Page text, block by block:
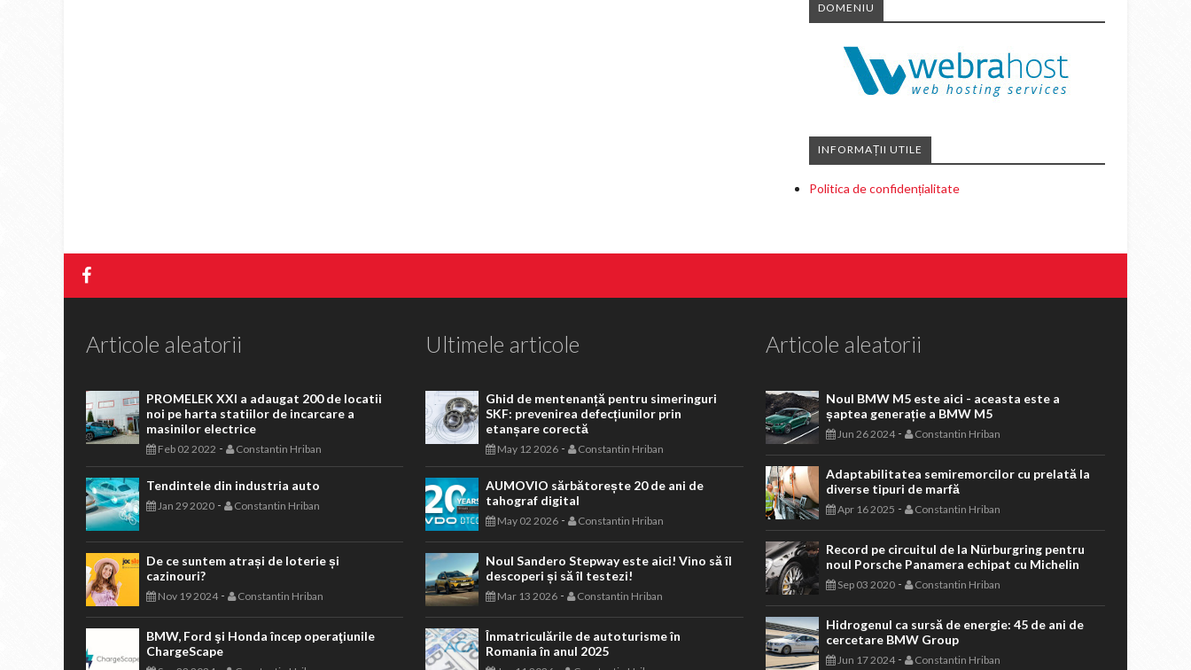
DOMENIU
INFORMAȚII UTILE
Politica de confidențialitate
Articole aleatorii
PROMELEK XXI a adaugat 200 de locatii
noi pe harta statiilor de incarcare a
masinilor electrice
Feb 02 2022 - Constantin Hriban
Tendintele din industria auto
Jan 29 2020 - Constantin Hriban
De ce suntem atrași de loterie și
cazinouri?
Nov 19 2024- Constantin Hriban
BMW, Ford şi Honda încep operaţiunile
ChargeScape
Ultimele articole
Ghid de mentenanță pentru simeringuri
SKF: prevenirea defecțiunilor prin
etanșare corectă
May 12 2026 - Constantin Hriban
AUMOVIO sărbătorește 20 de ani de
tahograf digital
May 02 2026 - Constantin Hriban
Noul Sandero Stepway este aici! Vino să îl
descoperi și să îl testezi!
Mar 13 2026 - Constantin Hriban
Înmatriculările de autoturisme în
Romania în anul 2025
Articole aleatorii
Noul BMW M5 este aici - aceasta este a
șaptea generație a BMW M5
Jun 26 2024- Constantin Hriban
Adaptabilitatea semiremorcilor cu prelată la
diverse tipuri de marfă
Apr 16 2025 - Constantin Hriban
Record pe circuitul de la Nürburgring pentru
noul Porsche Panamera echipat cu Michelin
Sep 03 2020- Constantin Hriban
Hidrogenul ca sursă de energie: 45 de ani de
cercetare BMW Group
Jun 17 2024- Constantin Hriban